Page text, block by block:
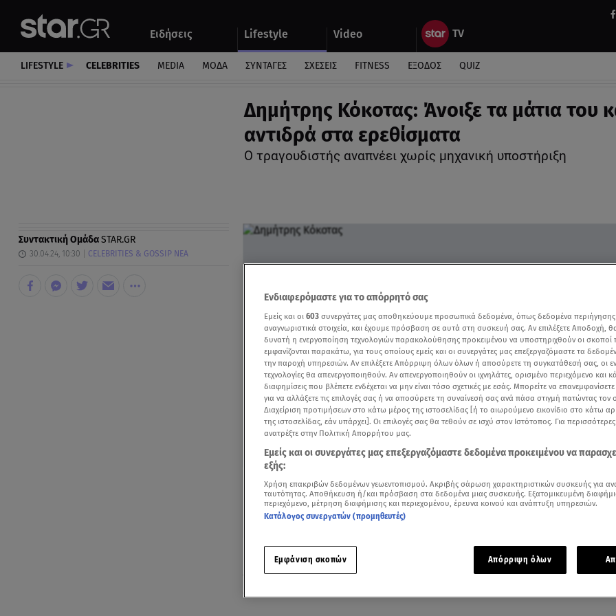
Ειδήσεις Lifestyle Video
Αυτοκίνητο
LIFESTYLE CELEBRITIES MEDIA ΜΟΔΑ ΣΥΝΤΑΓΕΣ ΣΧΕΣΕΙΣ FITNESS ΕΞΟΔΟΣ QUIZ
Δημήτρης Κόκοτας: Άνοιξε τα μάτια του
αντιδρά στα ερεθίσματα
Ο τραγουδιστής αναπνέει χωρίς μηχανική υποστήριξη
Συντακτική ΟμάδαSTAR.GR
30.04.24, 10:30 CELEBRITIES & GOSSIP ΝΕΑ
Δείτε περισσότερα άρθρα μας στα αποτελέσματα αναζήτησης
Add star.gr on Google
Ευχάριστα είναι τα νέα για τον
Ο τραγουδιστής μετά από
στη ΜΕΘ ανταποκρίνεται στα πρώτα ερεθίσματα, καθώς επίσης έχει
Ενδιαφερόμαστε για το απόρρητό σας
Εμείς και οι 603 συνεργάτες μας αποθηκεύουμε προσωπικά δεδομένα, όπως δεδομένα
αναγνωριστικά στοιχεία, και έχουμε πρόσβαση σε αυτά στη συσκευή σας. Αν επιλέξετε Αποδοχή,
δυνατή η ενεργοποίηση τεχνολογιών παρακολούθησης προκειμένου να υποστηριχθούν οι σκοποί
εμφανίζονται παρακάτω, για τους οποίους εμείς και οι συνεργάτες μας επεξεργαζόμαστε τα
την παροχή υπηρεσιών. Αν επιλέξετε Απόρριψη όλων όλων ή αποσύρετε τη συγκατάθεσή σας, οι
τεχνολογίες θα απενεργοποιηθούν. Αν απενεργοποιηθούν οι ιχνηλάτες, ορισμένο περιεχόμενο και
διαφημίσεις που βλέπετε ενδέχεται να μην είναι τόσο σχετικές με εσάς. Μπορείτε να
για να αλλάξετε τις επιλογές σας ή να αποσύρετε τη συναίνεσή σας ανά πάσα στιγμή πατώντας τον
Διαχείριση προτιμήσεων στο κάτω μέρος της ιστοσελίδας [ή το αιωρούμενο εικονίδιο στο κάτω
της ιστοσελίδας, εάν υπάρχει]. Οι επιλογές σας θα τεθούν σε ισχύ στον Ιστότοπος. Για
ανατρέξτε στην Πολιτική Απορρήτου μας.
Εμείς και οι συνεργάτες μας επεξεργαζόμαστε δεδομένα προκειμένου να
εξής:
Χρήση επακριβών δεδομένων γεωεντοπισμού. Ακριβής σάρωση χαρακτηριστικών συσκευής για
ταυτότητας. Αποθήκευση ή/και πρόσβαση στα δεδομένα μιας συσκευής. Εξατομικευμένη
περιεχόμενο, μέτρηση διαφήμισης και περιεχομένου, έρευνα κοινού και ανάπτυξη υπηρεσιών.
Κατάλογος συνεργατών (προμηθευτές)
Εμφάνιση σκοπών Απόρριψη όλων